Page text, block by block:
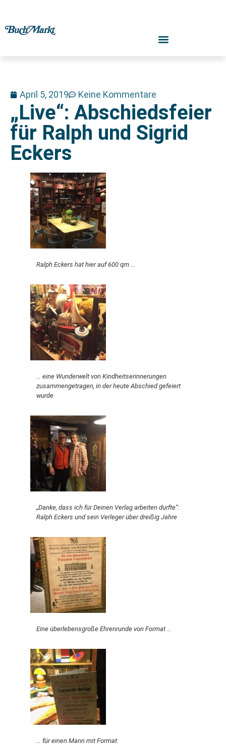
April 5, 2019 Keine Kommentare
„Live“: Abschiedsfeier
für Ralph und Sigrid
Eckers
Ralph Eckers hat hier auf 600 qm …
… eine Wunderwelt von Kindheitserinnerungen
zusammengetragen, in der heute Abschied gefeiert
wurde
„Danke, dass ich für Deinen Verlag arbeiten durfte“:
Ralph Eckers und sein Verleger über dreißig Jahre
Eine überlebensgroße Ehrenrunde von Format …
… für einen Mann mit Format: